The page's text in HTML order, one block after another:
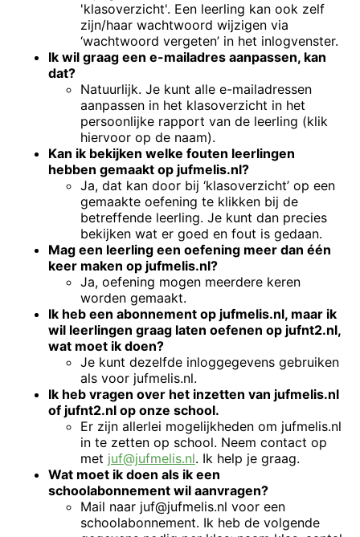
'klasoverzicht'. Een leerling kan ook zelf
zijn/haar wachtwoord wijzigen via
‘wachtwoord vergeten’ in het inlogvenster.
Ik wil graag een e-mailadres aanpassen, kan
dat?
Natuurlijk. Je kunt alle e-mailadressen
aanpassen in het klasoverzicht in het
persoonlijke rapport van de leerling (klik
hiervoor op de naam).
Kan ik bekijken welke fouten leerlingen
hebben gemaakt op jufmelis.nl?
Ja, dat kan door bij ‘klasoverzicht’ op een
gemaakte oefening te klikken bij de
betreffende leerling. Je kunt dan precies
bekijken wat er goed en fout is gedaan.
Mag een leerling een oefening meer dan één
keer maken op jufmelis.nl?
Ja, oefening mogen meerdere keren
worden gemaakt.
Ik heb een abonnement op jufmelis.nl, maar ik
wil leerlingen graag laten oefenen op jufnt2.nl,
wat moet ik doen?
Je kunt dezelfde inloggegevens gebruiken
als voor jufmelis.nl.
Ik heb vragen over het inzetten van jufmelis.nl
of jufnt2.nl op onze school.
Er zijn allerlei mogelijkheden om jufmelis.nl
in te zetten op school. Neem contact op
met juf@jufmelis.nl. Ik help je graag.
Wat moet ik doen als ik een
schoolabonnement wil aanvragen?
Mail naar juf@jufmelis.nl voor een
schoolabonnement. Ik heb de volgende